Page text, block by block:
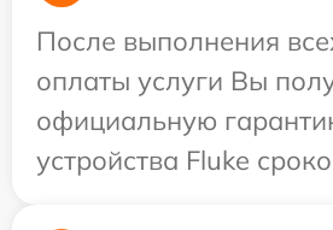
После выполнения
оплаты услуги Вы
официальную
устройства Fluke